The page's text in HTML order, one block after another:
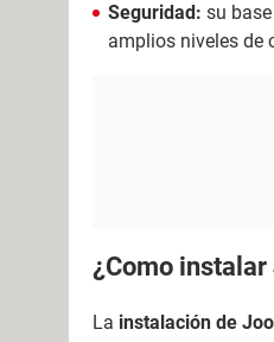
Seguridad: su
amplios niveles de
¿Como
La instalación de